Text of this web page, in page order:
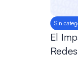
Sin
El